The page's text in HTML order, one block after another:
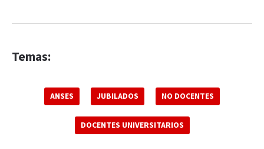
Temas:
ANSES JUBILADOS NO DOCENTES
DOCENTES UNIVERSITARIOS